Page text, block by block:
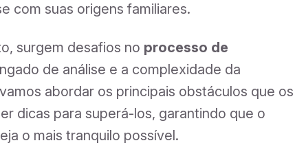
com suas origens familiares.
surgem desafios no processo de
de análise e a complexidade da
abordar os principais obstáculos que os
dicas para superá-los, garantindo que o
o mais tranquilo possível.